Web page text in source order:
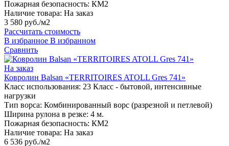
Пожарная безопасность: КМ2
Наличие товара: На заказ
3 580 руб./м2
Рассчитать стоимость
В избранное В избранном
Сравнить
На заказ
Ковролин Balsan «TERRITOIRES ATOLL Gres 741»
Класс использования: 23 Класс - бытовой, интенсивные
нагрузки
Тип ворса: Комбинированный ворс (разрезной и петлевой)
Ширина рулона в резке: 4 м.
Пожарная безопасность: КМ2
Наличие товара: На заказ
6 536 руб./м2